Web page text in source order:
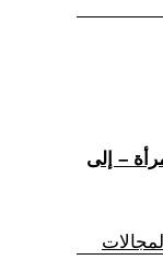
– إلى